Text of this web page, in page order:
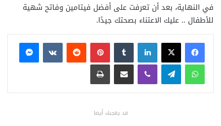
في النهاية، بعد أن تعرفت على أفضل فيتامين وفاتح شهية
للأطفال .. عليك الاعتناء بصحتك جيدًا.
فيسبوكX لينكدإن بينتيريست
ماسنجر
واتساب تيلقرام ڤايبر مشاركة عبر البريد طباعة
قد يعجبك أيضا